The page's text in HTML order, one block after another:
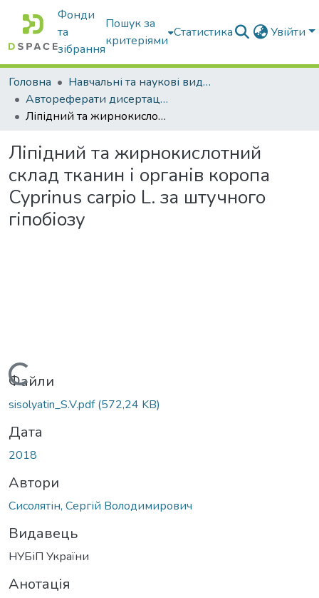
Фонди
та
зібрання
Пошук за
критеріями
Статистика Увійти
Головна
Навчальні та наукові видання
Автореферати дисертацій та дисертації
Ліпідний та жирнокислотний склад тканин і органів коропа Cyprinus carpio L. за штучного гіпобіозу
Ліпідний та жирнокислотний
склад тканин і органів коропа
Cyprinus carpio L. за штучного
гіпобіозу
Файли
sisolyatin_S.V.pdf(572,24 KB)
Дата
2018
Автори
Сисолятін, Сергій Володимирович
Видавець
НУБіП України
Анотація